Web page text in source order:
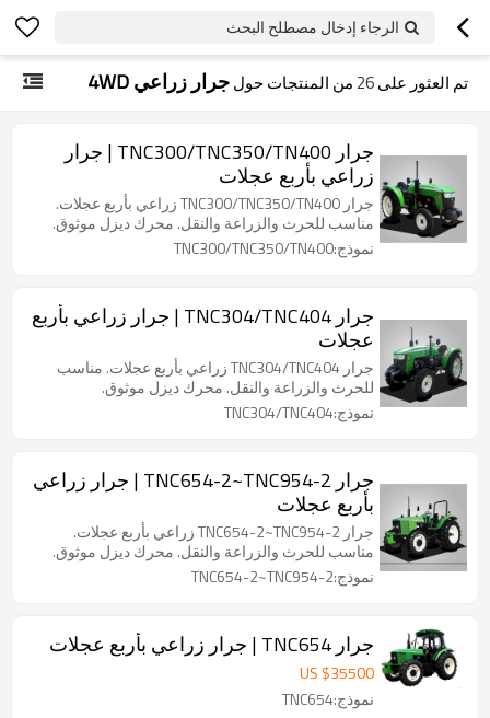
الرجاء إدخال مصطلح البحث
تم العثور على26 من المنتجات حولجرار زراعي 4WD
جرار TNC300/TNC350/TN400 | جرار
زراعي بأربع عجلات
جرار TNC300/TNC350/TN400 زراعي بأربع عجلات.
مناسب للحرث والزراعة والنقل. محرك ديزل موثوق.
نموذج:TNC300/TNC350/TN400
جرار TNC304/TNC404 | جرار زراعي بأربع
عجلات
جرار TNC304/TNC404 زراعي بأربع عجلات. مناسب
للحرث والزراعة والنقل. محرك ديزل موثوق.
نموذج:TNC304/TNC404
جرار TNC654-2~TNC954-2 | جرار زراعي
بأربع عجلات
جرار TNC654-2~TNC954-2 زراعي بأربع عجلات.
مناسب للحرث والزراعة والنقل. محرك ديزل موثوق.
نموذج:TNC654-2~TNC954-2
جرار TNC654 | جرار زراعي بأربع عجلات
US $35500
نموذج:TNC654